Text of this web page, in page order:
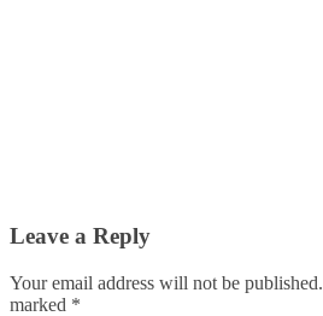
Leave a Reply
Your email address will not be published.
marked *